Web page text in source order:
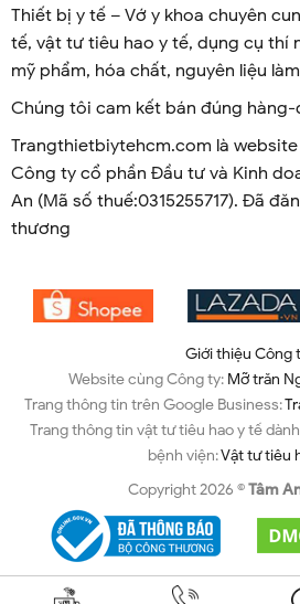
Thiết bị y tế – Vớ y khoa chuyên
tế, vật tư tiêu hao y tế, dụng cụ thí
mỹ phẩm, hóa chất, nguyên liệu
Chúng tôi cam kết bán đúng
Trangthietbiytehcm.com là
Công ty cổ phần Đầu tư và Kinh
An (Mã số thuế:0315255717). Đã
thương
Giới thiệu Công
Website cùng Công ty: Mỡ trăn
Trang thông tin trên Google Business:
Trang thông tin vật tư tiêu hao y tế
bệnh viện:Vật tư tiêu
Copyright 2026 ©Tâm